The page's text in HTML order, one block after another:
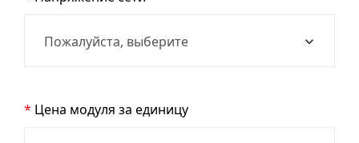
Цена модуля за единицу